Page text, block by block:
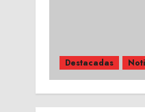
Destacadas